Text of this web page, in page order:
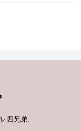
四兄弟.